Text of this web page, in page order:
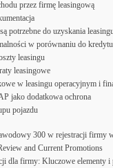
przez firmę leasingową
potrzebne do uzyskania
w porównaniu do
leasingu
leasingowe
w leasingu operacyjnym i
jako dodatkowa ochrona
pojazdu
300 w rejestracji firmy
and Current Promotions
dla firmy: Kluczowe elementy i